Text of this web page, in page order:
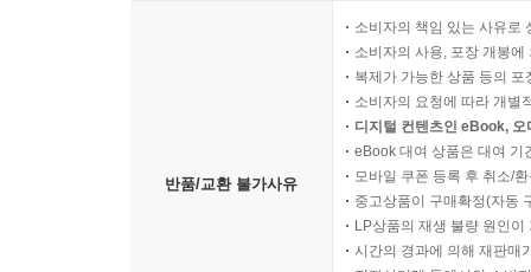
반품/교환 불가사유
소비자의 책임 있는 사유로
소비자의 사용, 포장 개봉
복제가 가능한 상품 등의
소비자의 요청에 따라 개별
디지털 컨텐츠인 eBook,
eBook 대여 상품은 대여 기
모바일 쿠폰 등록 후 취소/
중고상품이 구매확정(자동
LP상품의 재생 불량 원인
시간의 경과에 의해 재판매